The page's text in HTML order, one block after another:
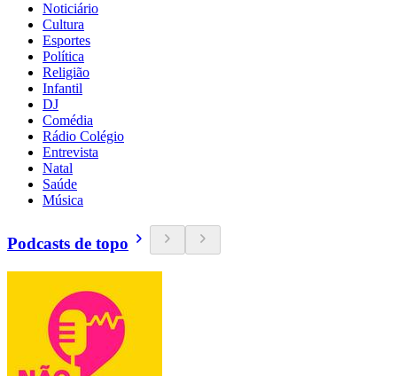
Noticiário
Cultura
Esportes
Política
Religião
Infantil
DJ
Comédia
Rádio Colégio
Entrevista
Natal
Saúde
Música
Podcasts de topo